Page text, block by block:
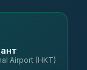
Airport (HKT)